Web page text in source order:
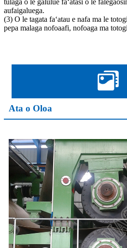
aufaigaluega.
(3) O le tagata faʻatau e nafa ma le
pepa malaga nofoaafi, nofoaga ma
Ata o Oloa